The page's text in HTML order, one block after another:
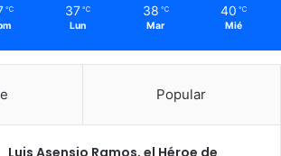
℃ 37 ℃
Lun
38 ℃
Mar
40 ℃
Mié
Popular